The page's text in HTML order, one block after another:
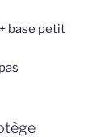
base petit